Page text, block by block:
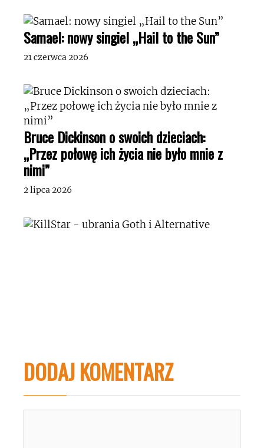
Samael: nowy singiel „Hail to the Sun”
21 czerwca 2026
Bruce Dickinson o swoich dzieciach:
„Przez połowę ich życia nie było mnie z
nimi”
2 lipca 2026
DODAJ KOMENTARZ